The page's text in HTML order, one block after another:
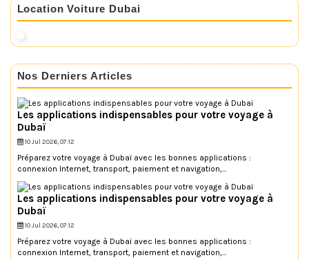
Location Voiture Dubai
Nos Derniers Articles
Les applications indispensables pour votre voyage à
Dubaï
10 Jul 2026, 07:12
Préparez votre voyage à Dubaï avec les bonnes applications :
connexion Internet, transport, paiement et navigation,...
Les applications indispensables pour votre voyage à
Dubaï
10 Jul 2026, 07:12
Préparez votre voyage à Dubaï avec les bonnes applications :
connexion Internet, transport, paiement et navigation,...